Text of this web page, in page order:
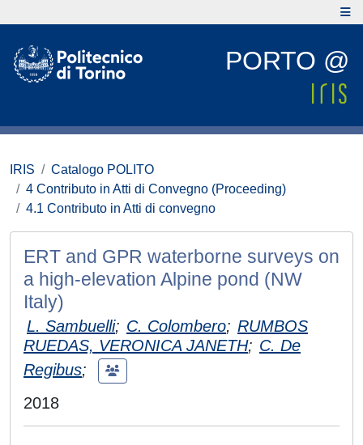
PORTO @
IRIS
Catalogo POLITO
4 Contributo in Atti di Convegno (Proceeding)
4.1 Contributo in Atti di convegno
ERT and GPR waterborne surveys on
a high-elevation Alpine pond (NW
Italy)
L. Sambuelli; C. Colombero; RUMBOS
RUEDAS, VERONICA JANETH; C. De
Regibus;
2018